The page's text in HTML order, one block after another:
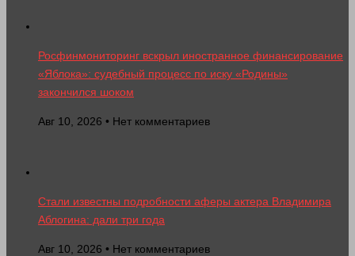
Росфинмониторинг вскрыл иностранное финансирование
«Яблока»: судебный процесс по иску «Родины»
закончился шоком
Авг 10, 2026 • Нет комментариев
Стали известны подробности аферы актера Владимира
Аблогина: дали три года
Авг 10, 2026 • Нет комментариев